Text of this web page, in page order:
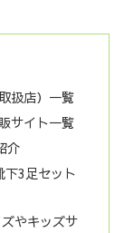
扱店）一覧
サイト一覧
介
下3足セット
やキッズサ